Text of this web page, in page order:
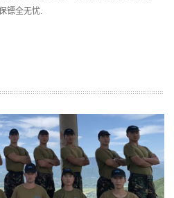
镖全无忧.